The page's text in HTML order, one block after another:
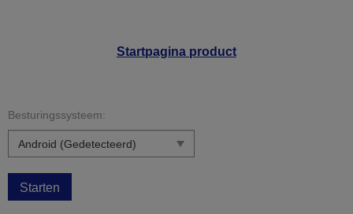
Startpagina product
Besturingssysteem:
Starten